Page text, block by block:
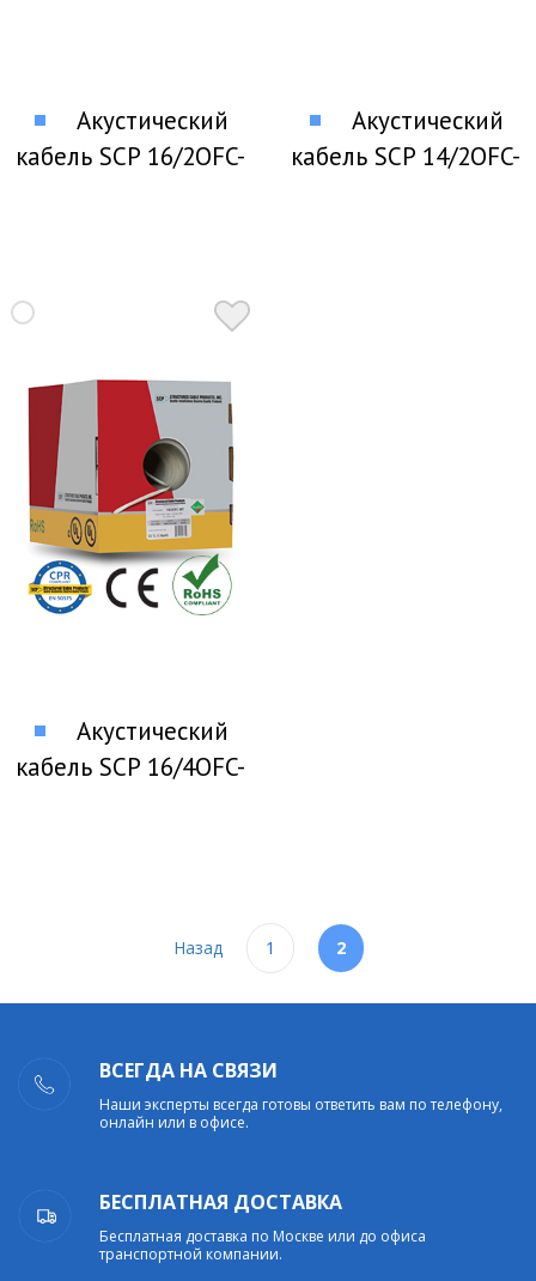
Акустический
кабель SCP 16/2OFC-
Акустический
кабель SCP 14/2OFC-
Акустический
кабель SCP 16/4OFC-
Назад 1 2
ВСЕГДА НА СВЯЗИ
Наши эксперты всегда готовы ответить вам по телефону,
онлайн или в офисе.
БЕСПЛАТНАЯ ДОСТАВКА
Бесплатная доставка по Москве или до офиса
транспортной компании.